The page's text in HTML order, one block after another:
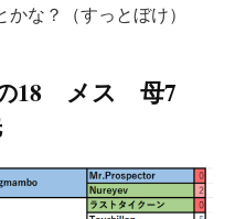
な？（すっとぼけ）
の18 メス 母7